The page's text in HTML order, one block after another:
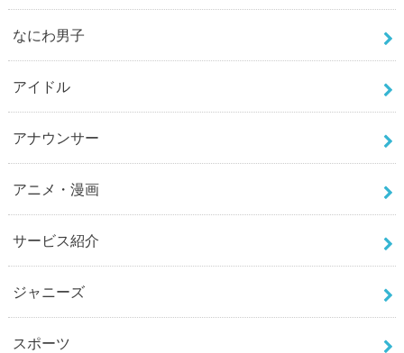
なにわ男子
アイドル
アナウンサー
アニメ・漫画
サービス紹介
ジャニーズ
スポーツ